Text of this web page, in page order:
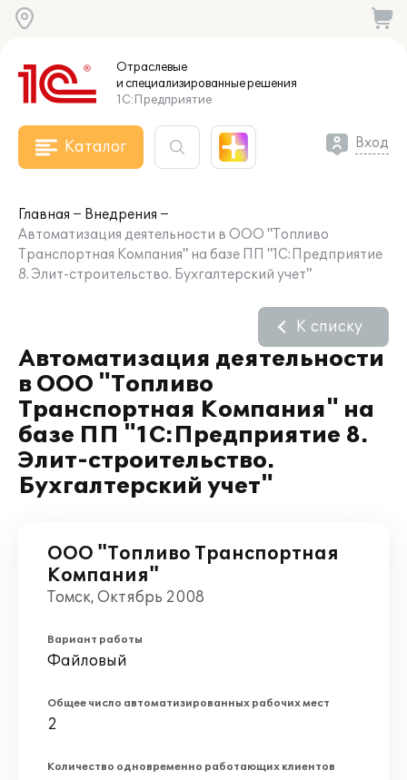
Отраслевые
и специализированныерешения
1С:Предприятие
Каталог Вход
Главная
Внедрения
Автоматизация деятельности в ООО "Топливо
Транспортная Компания" на базе ПП "1С:Предприятие
8. Элит-строительство. Бухгалтерский учет"
Автоматизация деятельности
в ООО "Топливо
Транспортная Компания" на
базе ПП "1С:Предприятие 8.
Элит-строительство.
Бухгалтерский учет"
К списку
ООО "Топливо Транспортная
Компания"
Томск, Октябрь 2008
Вариант работы
Файловый
Общее число автоматизированных рабочих мест
2
Количество одновременно работающих клиентов